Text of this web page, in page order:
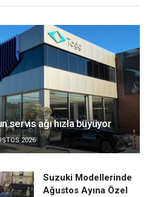
servis ağı hızla büyüyor
2026
Suzuki Modellerinde
Ağustos Ayına Özel